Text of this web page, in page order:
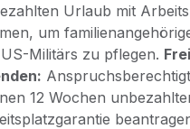
Urlaub mit
um
Militärs zu pflegen.
12 Wochen